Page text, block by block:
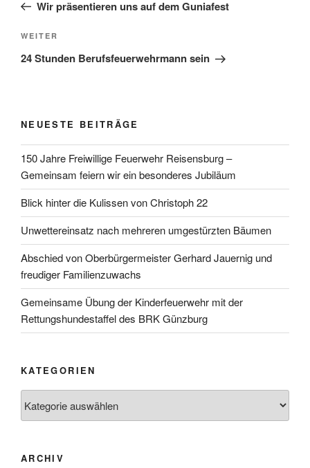
Wir präsentieren uns auf dem Guniafest
Nächster
Beitrag
WEITER
24 Stunden Berufsfeuerwehrmann sein
NEUESTE BEITRÄGE
150 Jahre Freiwillige Feuerwehr Reisensburg –
Gemeinsam feiern wir ein besonderes Jubiläum
Blick hinter die Kulissen von Christoph 22
Unwettereinsatz nach mehreren umgestürzten Bäumen
Abschied von Oberbürgermeister Gerhard Jauernig und
freudiger Familienzuwachs
Gemeinsame Übung der Kinderfeuerwehr mit der
Rettungshundestaffel des BRK Günzburg
KATEGORIEN
ARCHIV